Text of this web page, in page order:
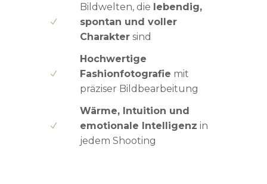
Bildwelten, die lebendig,
spontan und voller
Charakter sind
Hochwertige
Fashionfotografie mit
präziser Bildbearbeitung
Wärme, Intuition und
emotionale Intelligenz in
jedem Shooting